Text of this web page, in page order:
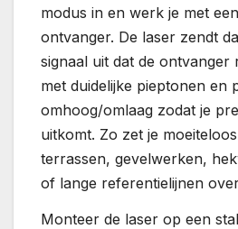
modus in en werk je met
ontvanger. De laser zendt
signaal uit dat de ontvanger
met duidelijke pieptonen en
omhoog/omlaag zodat je
uitkomt. Zo zet je
terrassen, gevelwerken,
of lange referentielijnen
Monteer de laser op een